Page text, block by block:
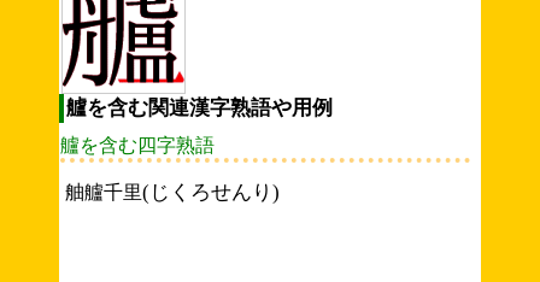
艫を含む関連漢字熟語や用例
艫を含む四字熟語
舳艫千里(じくろせんり)